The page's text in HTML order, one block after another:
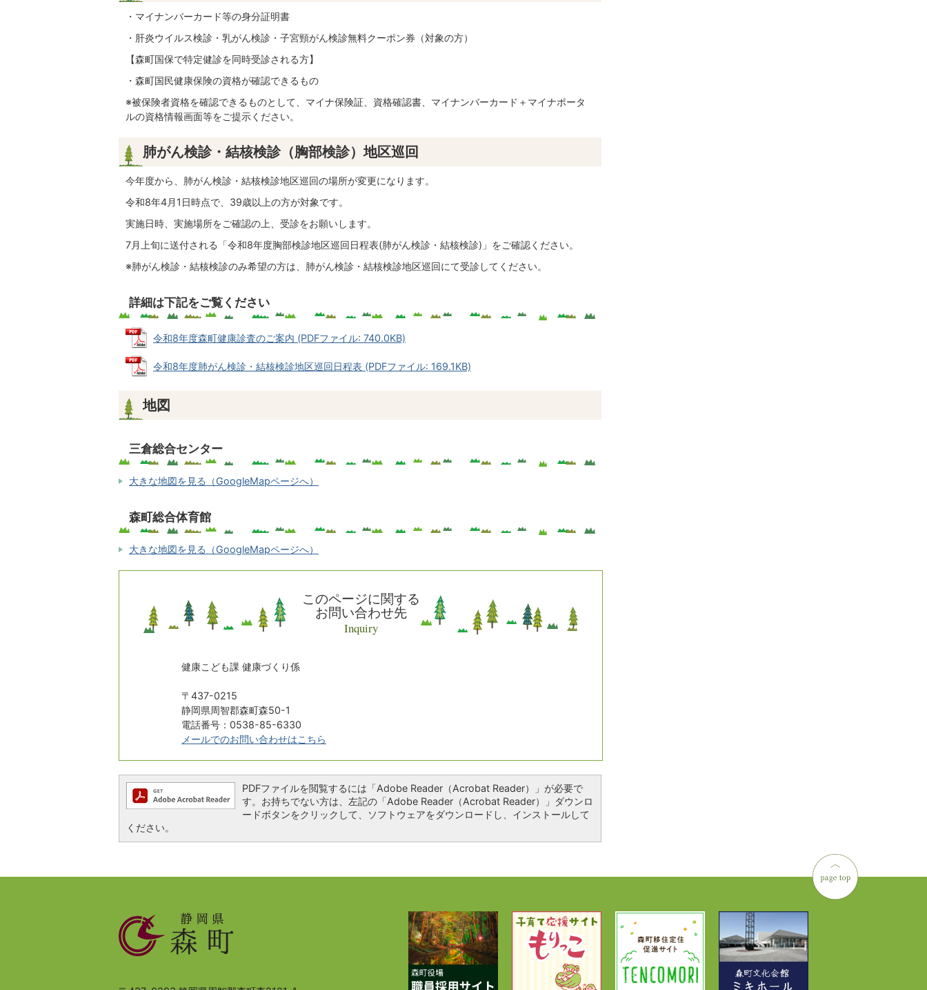
・マイナンバーカード等の身分証明書
・肝炎ウイルス検診・乳がん検診・子宮頸がん検診無料クーポン券（対象の方）
【森町国保で特定健診を同時受診される方】
・森町国民健康保険の資格が確認できるもの
※被保険者資格を確認できるものとして、マイナ保険証、資格確認書、マイナンバーカード＋マイナポータ
ルの資格情報画面等をご提示ください。
肺がん検診・結核検診（胸部検診）地区巡回
今年度から、肺がん検診・結核検診地区巡回の場所が変更になります。
令和8年4月1日時点で、39歳以上の方が対象です。
実施日時、実施場所をご確認の上、受診をお願いします。
7月上旬に送付される「令和8年度胸部検診地区巡回日程表(肺がん検診・結核検診)」をご確認ください。
※肺がん検診・結核検診のみ希望の方は、肺がん検診・結核検診地区巡回にて受診してください。
詳細は下記をご覧ください
令和8年度森町健康診査のご案内 (PDFファイル: 740.0KB)
令和8年度肺がん検診・結核検診地区巡回日程表 (PDFファイル: 169.1KB)
地図
三倉総合センター
大きな地図を見る（GoogleMapページへ）
森町総合体育館
大きな地図を見る（GoogleMapページへ）
このページに関する
お問い合わせ先
Inquiry
健康こども課 健康づくり係
〒437-0215
静岡県周智郡森町森50-1
電話番号：0538-85-6330
メールでのお問い合わせはこちら
PDFファイルを閲覧するには「Adobe Reader（Acrobat Reader）」が必要で
す。お持ちでない方は、左記の「Adobe Reader（Acrobat Reader）」ダウンロ
ードボタンをクリックして、ソフトウェアをダウンロードし、インストールして
ください。
静
岡
県